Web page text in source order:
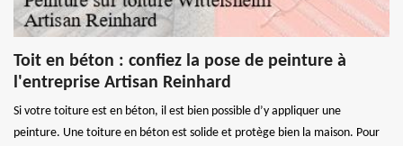
Toit en béton : confiez la pose de peinture à
l'entreprise Artisan Reinhard
Si votre toiture est en béton, il est bien possible d’y appliquer une
peinture. Une toiture en béton est solide et protège bien la maison. Pour